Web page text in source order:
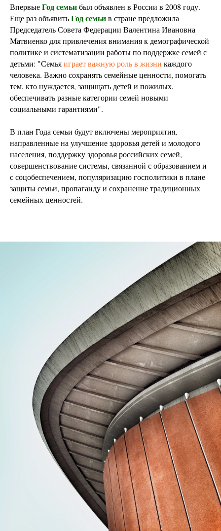
ВпервыеГод семьибыл объявлен в России в 2008 году.
Еще раз объявитьГод семьив стране предложила
Председатель Совета Федерации Валентина Ивановна
Матвиенко для привлечения внимания к демографической
политике и систематизации работы по поддержке семей с
детьми: "Семьяиграет важную роль в жизни каждого
человека. Важно сохранять семейные ценности, помогать
тем, кто нуждается, защищать детей и пожилых,
обеспечивать разные категории семей новыми
социальными гарантиями".
В план Года семьи будут включены мероприятия,
направленные на улучшение здоровья детей и молодого
населения, поддержку здоровья российских семей,
совершенствование системы, связанной с образованием и
с соцобеспечением, популяризацию госполитики в плане
защиты семьи, пропаганду и сохранение традиционных
семейных ценностей.